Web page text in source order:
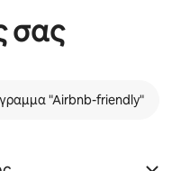
σας
"Airbnb-friendly"